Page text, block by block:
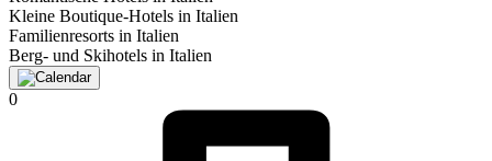
Kleine Boutique-Hotels in Italien
Familienresorts in Italien
Berg- und Skihotels in Italien
0